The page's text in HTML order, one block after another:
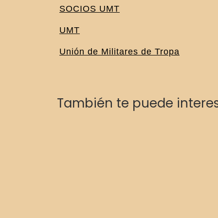
SOCIOS UMT
UMT
Unión de Militares de Tropa
También te puede